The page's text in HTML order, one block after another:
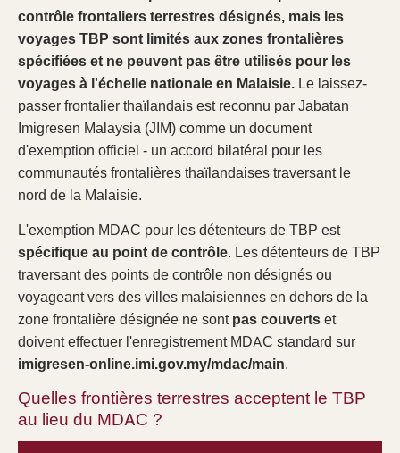
contrôle frontaliers terrestres désignés, mais les
voyages TBP sont limités aux zones frontalières
spécifiées et ne peuvent pas être utilisés pour les
voyages à l'échelle nationale en Malaisie. Le laissez-
passer frontalier thaïlandais est reconnu par Jabatan
Imigresen Malaysia (JIM) comme un document
d'exemption officiel - un accord bilatéral pour les
communautés frontalières thaïlandaises traversant le
nord de la Malaisie.
L'exemption MDAC pour les détenteurs de TBP est
spécifique au point de contrôle. Les détenteurs de TBP
traversant des points de contrôle non désignés ou
voyageant vers des villes malaisiennes en dehors de la
zone frontalière désignée ne sontpas couvertset
doivent effectuer l'enregistrement MDAC standard sur
imigresen-online.imi.gov.my/mdac/main.
Quelles frontières terrestres acceptent le TBP
au lieu du MDAC ?